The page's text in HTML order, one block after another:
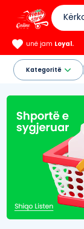
unë jam Loyal.
Kategoritë